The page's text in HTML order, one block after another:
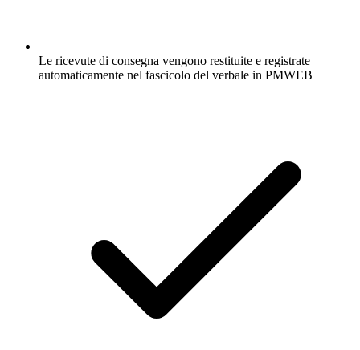
Le ricevute di consegna vengono restituite e registrate
automaticamente nel fascicolo del verbale in PMWEB